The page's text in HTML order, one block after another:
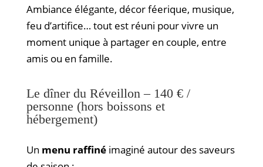
Ambiance élégante, décor féerique, musique,
feu d’artifice… tout est réuni pour vivre un
moment unique à partager en couple, entre
amis ou en famille.
Le dîner du Réveillon – 140 € /
personne (hors boissons et
hébergement)
Un menu raffinéimaginé autour des saveurs